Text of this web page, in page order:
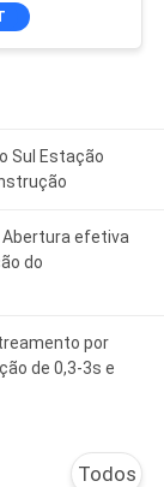
Sul Estação
efetiva
do
por
de 0,3-3s e
Todos